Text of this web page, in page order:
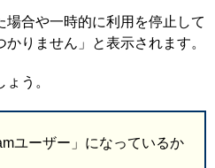
合や一時的に利用を停止して
りません」と表示されます。
う。
ユーザー」になっているか